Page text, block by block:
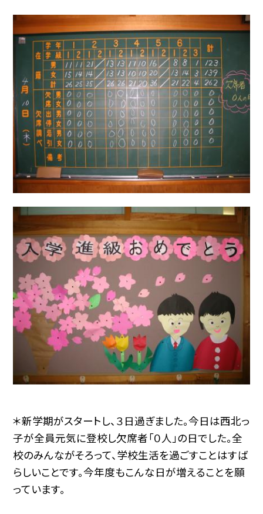
＊新学期がスタートし、３日過ぎました。今日は西北っ
子が全員元気に登校し欠席者「０人」の日でした。全
校のみんながそろって、学校生活を過ごすことはすば
らしいことです。今年度もこんな日が増えることを願
っています。